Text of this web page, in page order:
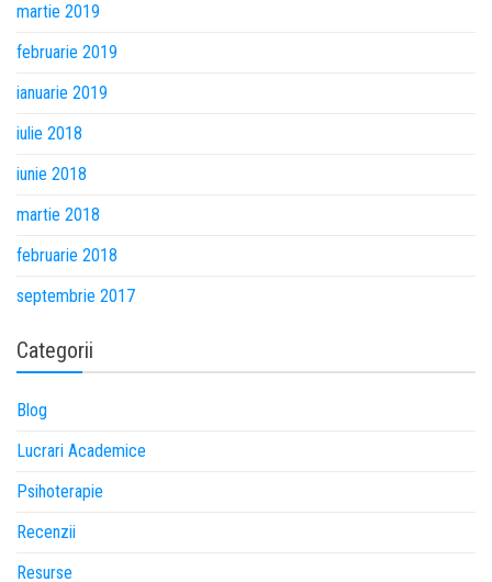
martie 2019
februarie 2019
ianuarie 2019
iulie 2018
iunie 2018
martie 2018
februarie 2018
septembrie 2017
Categorii
Blog
Lucrari Academice
Psihoterapie
Recenzii
Resurse